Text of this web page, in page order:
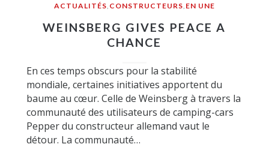
ACTUALITÉS CONSTRUCTEURS EN UNE
WEINSBERG GIVES PEACE A
CHANCE
En ces temps obscurs pour la stabilité
mondiale, certaines initiatives apportent du
baume au cœur. Celle de Weinsberg à travers la
communauté des utilisateurs de camping-cars
Pepper du constructeur allemand vaut le
détour. La communauté…